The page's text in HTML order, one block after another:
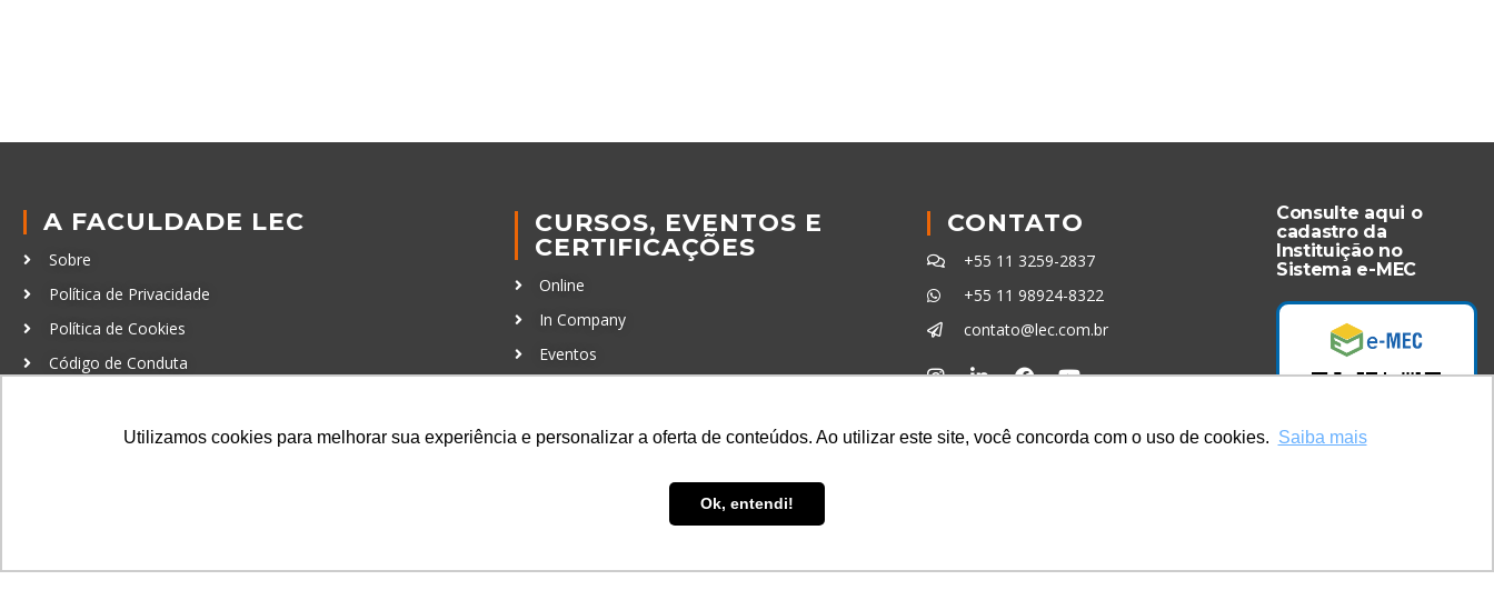
Utilizamos cookies para melhorar sua experiência e personalizar a oferta de conteúdos. Ao utilizar este site, você concorda com o uso de cookies. Saiba mais
Ok, entendi!
A FACULDADE LEC
Sobre
Política de Privacidade
Política de Cookies
Código de Conduta
CURSOS, EVENTOS E
CERTIFICAÇÕES
Online
In Company
Eventos
CONTATO
+55 11 3259-2837
+55 11 98924-8322
contato@lec.com.br
Consulte aqui o
cadastro da
Instituição no
Sistema e-MEC